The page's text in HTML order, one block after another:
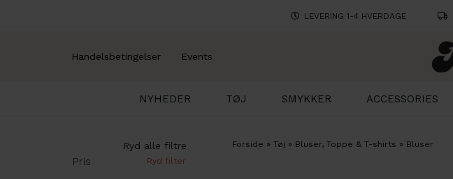
LEVERING 1-4 HVERDAGE
Handelsbetingelser Events
NYHEDER TØJ SMYKKER ACCESSORIES
Ryd alle filtre
Pris Ryd filter
Forside » Tøj » Bluser, Toppe & T-shirts » Bluser